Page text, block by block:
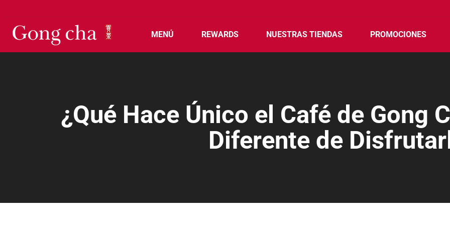
MENÚ REWARDS NUESTRAS TIENDAS PROMOCIONES
¿Qué Hace Único el Café de Gong
Diferente de